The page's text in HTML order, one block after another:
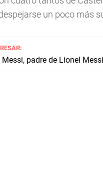
un poco más
padre de Lionel